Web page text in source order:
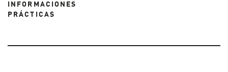
INFORMACIONES
PRÁCTICAS